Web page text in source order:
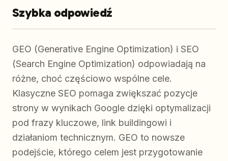
Szybka odpowiedź
GEO (Generative Engine Optimization) i SEO
(Search Engine Optimization) odpowiadają na
różne, choć częściowo wspólne cele.
Klasyczne SEO pomaga zwiększać pozycje
strony w wynikach Google dzięki optymalizacji
pod frazy kluczowe, link buildingowi i
działaniom technicznym. GEO to nowsze
podejście, którego celem jest przygotowanie